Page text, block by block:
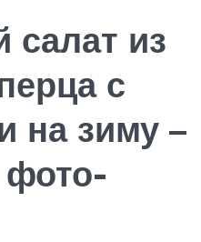
салат из
с
на зиму –